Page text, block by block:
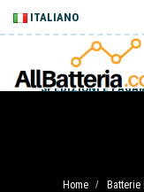
ITALIANO
SPEDIZIONI E
Home / Batterie